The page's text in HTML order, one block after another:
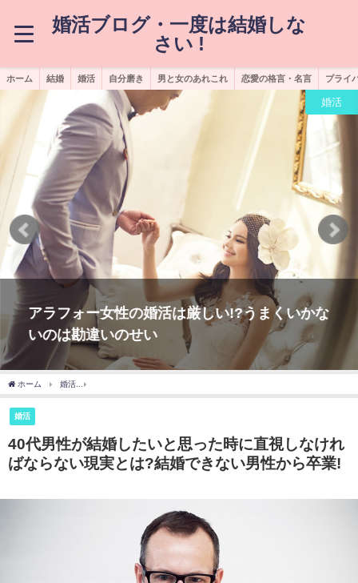
婚活ブログ・一度は結婚しな
さい !
ホーム 結婚 婚活 自分磨き 男と女のあれこれ 恋愛の格言・名言 プライ
婚活
アラフォー女性の婚活は厳しい!?うまくいかな
いのは勘違いのせい
ホーム 婚活
婚活
40代男性が結婚したいと思った時に直視しなけれ
ばならない現実とは?結婚できない男性から卒業!